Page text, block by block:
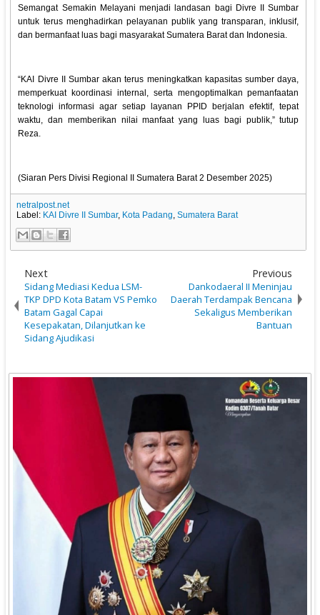
Semangat Semakin Melayani menjadi landasan bagi Divre II Sumbar
untuk terus menghadirkan pelayanan publik yang transparan, inklusif,
dan bermanfaat luas bagi masyarakat Sumatera Barat dan Indonesia.
“KAI Divre II Sumbar akan terus meningkatkan kapasitas sumber daya,
memperkuat koordinasi internal, serta mengoptimalkan pemanfaatan
teknologi informasi agar setiap layanan PPID berjalan efektif, tepat
waktu, dan memberikan nilai manfaat yang luas bagi publik,” tutup
Reza.
(Siaran Pers Divisi Regional II Sumatera Barat 2 Desember 2025)
netralpost.net
Label: KAI Divre II Sumbar, Kota Padang,Sumatera Barat
Next
Sidang Mediasi Kedua LSM-
TKP DPD Kota Batam VS Pemko
Batam Gagal Capai
Kesepakatan, Dilanjutkan ke
Sidang Ajudikasi
Previous
Dankodaeral II Meninjau
Daerah Terdampak Bencana
Sekaligus Memberikan
Bantuan